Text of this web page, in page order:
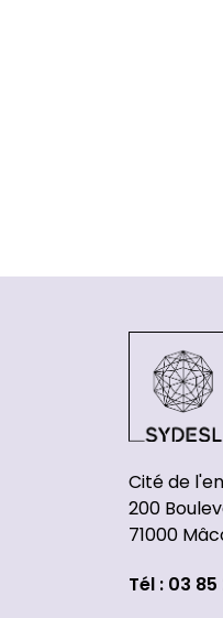
Cité de
200
71000
Tél : 03 85